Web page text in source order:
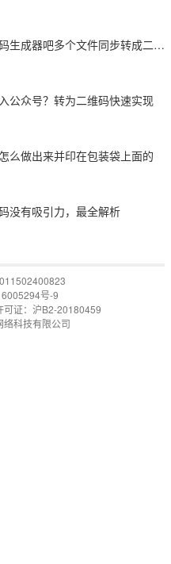
生成器吧多个文件同步转成二维
公众号？转为二维码快速实现
么做出来并印在包装袋上面的
没有吸引力，最全解析
号-9
可证：沪B2-20180459
科技有限公司